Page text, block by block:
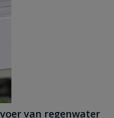
van regenwater